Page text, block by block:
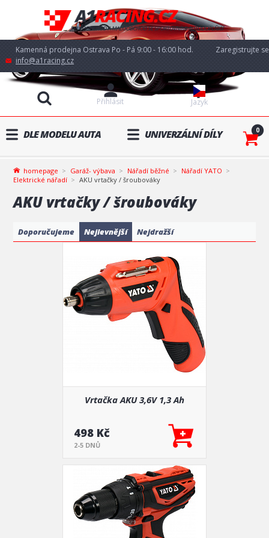
Kamenná prodejna Ostrava Po - Pá 9:00 - 16:00 hod.
info@a1racing.cz
Jazyk
Přihlásit
Zaregistrujte se
DLE MODELU AUTA UNIVERZÁLNÍ DÍLY 0
homepage Garáž- výbava Nářadí běžné
Nářadí YATO
Elektrické nářadí
AKU vrtačky / šroubováky
AKU vrtačky / šroubováky
Doporučujeme Nejlevnější Nejdražší
Vrtačka AKU 3,6V 1,3 Ah
498 Kč
2-5 DNŮ